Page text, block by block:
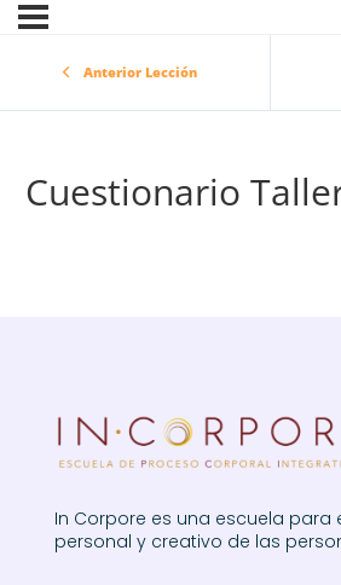
Anterior Lección
Cuestionario
In Corpore es una escuela para
personal y creativo de las